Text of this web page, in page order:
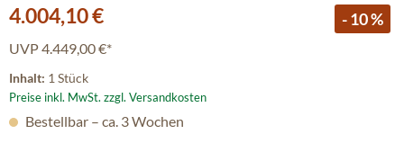
Verkaufspreis:
4.004,10 € - 10 %
UVP4.449,00 €*
Inhalt: 1 Stück
Preise inkl. MwSt. zzgl. Versandkosten
Bestellbar – ca. 3 Wochen